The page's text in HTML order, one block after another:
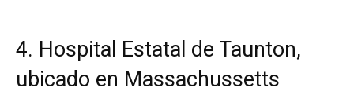
4. Hospital Estatal de Taunton,
ubicado en Massachussetts